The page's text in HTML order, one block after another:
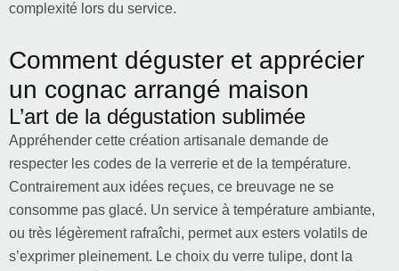
complexité lors du service.
Comment déguster et apprécier
un cognac arrangé maison
L’art de la dégustation sublimée
Appréhender cette création artisanale demande de
respecter les codes de la verrerie et de la température.
Contrairement aux idées reçues, ce breuvage ne se
consomme pas glacé. Un service à température ambiante,
ou très légèrement rafraîchi, permet aux esters volatils de
s’exprimer pleinement. Le choix du verre tulipe, dont la